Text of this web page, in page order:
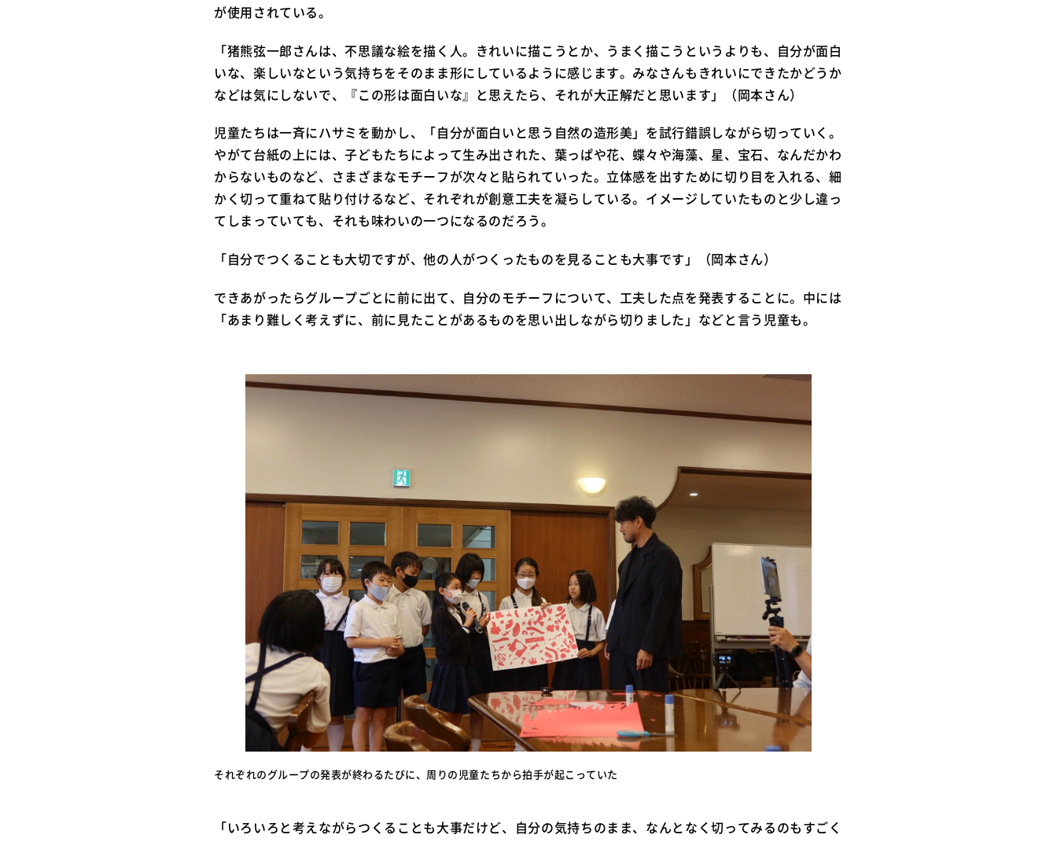
が使用されている。
「猪熊弦一郎さんは、不思議な絵を描く人。きれいに描こうとか、うまく描こうというよりも、自分が面白
いな、楽しいなという気持ちをそのまま形にしているように感じます。みなさんもきれいにできたかどうか
などは気にしないで、『この形は面白いな』と思えたら、それが大正解だと思います」（岡本さん）
児童たちは一斉にハサミを動かし、「自分が面白いと思う自然の造形美」を試行錯誤しながら切っていく。
やがて台紙の上には、子どもたちによって生み出された、葉っぱや花、蝶々や海藻、星、宝石、なんだかわ
からないものなど、さまざまなモチーフが次々と貼られていった。立体感を出すために切り目を入れる、細
かく切って重ねて貼り付けるなど、それぞれが創意工夫を凝らしている。イメージしていたものと少し違っ
てしまっていても、それも味わいの一つになるのだろう。
「自分でつくることも大切ですが、他の人がつくったものを見ることも大事です」（岡本さん）
できあがったらグループごとに前に出て、自分のモチーフについて、工夫した点を発表することに。中には
「あまり難しく考えずに、前に見たことがあるものを思い出しながら切りました」などと言う児童も。
それぞれのグループの発表が終わるたびに、周りの児童たちから拍手が起こっていた
「いろいろと考えながらつくることも大事だけど、自分の気持ちのまま、なんとなく切ってみるのもすごく